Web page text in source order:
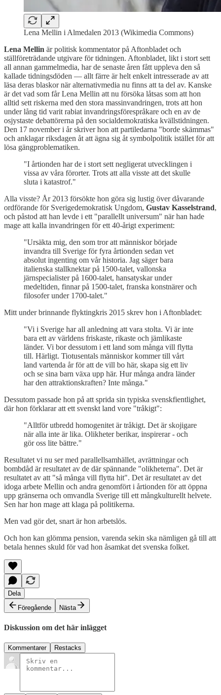
Lena Mellin i Almedalen 2013 (Wikimedia Commons)
Lena Mellin är politisk kommentator på Aftonbladet och
ställföreträdande utgivare för tidningen. Aftonbladet, likt i stort sett
all annan gammelmedia, har de senaste åren fått uppleva den så
kallade tidningsdöden — allt färre är helt enkelt intresserade av att
läsa deras blaskor när alternativmedia nu finns att ta del av. Kanske
är det vad som får Lena Mellin att nu försöka låtsas som att hon
alltid sett riskerna med den stora massinvandringen, trots att hon
under lång tid varit rabiat invandringsförespråkare och en av de
osjystaste debattörerna på den socialdemokratiska kvällstidningen.
Den 17 november i år skriver hon att partiledarna "borde skämmas"
och anklagar riksdagen åt att ägna sig åt symbolpolitik istället för att
lösa gängproblematiken.
"I årtionden har de i stort sett negligerat utvecklingen i
vissa av våra förorter. Trots att alla visste att det skulle
sluta i katastrof."
Alla visste? År 2013 försökte hon göra sig lustig över dåvarande
ordförande för Sverigedemokratisk Ungdom, Gustav Kasselstrand,
och påstod att han levde i ett "parallellt universum" när han hade
mage att kalla invandringen för ett 40-årigt experiment:
"Ursäkta mig, den som tror att människor började
invandra till Sverige för fyra årtionden sedan vet
absolut ingenting om vår historia. Jag säger bara
italienska stallknektar på 1500-talet, vallonska
järnspecialister på 1600-talet, hansatyskar under
medeltiden, finnar på 1500-talet, franska konstnärer och
filosofer under 1700-talet."
Mitt under brinnande flyktingkris 2015 skrev hon i Aftonbladet:
"Vi i Sverige har all anledning att vara stolta. Vi är inte
bara ett av världens friskaste, rikaste och jämlikaste
länder. Vi bor dessutom i ett land som många vill flytta
till. Härligt. Tiotusentals människor kommer till vårt
land vartenda år för att de vill bo här, skapa sig ett liv
och se sina barn växa upp här. Hur många andra länder
har den attraktionskraften? Inte många."
Dessutom passade hon på att sprida sin typiska svenskfientlighet,
där hon förklarar att ett svenskt land vore "tråkigt":
"Alltför utbredd homogenitet är tråkigt. Det är skojigare
när alla inte är lika. Olikheter berikar, inspirerar - och
gör oss lite bättre."
Resultatet vi nu ser med parallellsamhället, avrättningar och
bombdåd är resultatet av de där spännande "olikheterna". Det är
resultatet av att "så många vill flytta hit". Det är resultatet av det
idoga arbete Mellin och andra genomfört i årtionden för att öppna
upp gränserna och omvandla Sverige till ett mångkulturellt helvete.
Sen har hon mage att klaga på politikerna.
Men vad gör det, snart är hon arbetslös.
Och hon kan glömma pension, varenda sekin ska nämligen gå till att
betala hennes skuld för vad hon åsamkat det svenska folket.
Dela
Föregående
Nästa
Diskussion om det här inlägget
Kommentarer Restacks